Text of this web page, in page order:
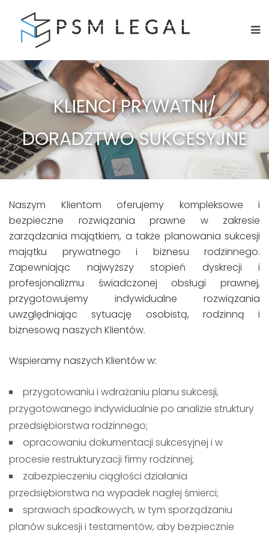
KLIENCI PRYWATNI/
DORADZTWO SUKCESYJNE
Naszym Klientom oferujemy kompleksowe i
bezpieczne rozwiązania prawne w zakresie
zarządzania majątkiem, a także planowania sukcesji
majątku prywatnego i biznesu rodzinnego.
Zapewniając najwyższy stopień dyskrecji i
profesjonalizmu świadczonej obsługi prawnej,
przygotowujemy indywidualne rozwiązania
uwzględniając sytuację osobistą, rodzinną i
biznesową naszych Klientów.
Wspieramy naszych Klientów w:
przygotowaniu i wdrażaniu planu sukcesji,
przygotowanego indywidualnie po analizie struktury
przedsiębiorstwa rodzinnego;
opracowaniu dokumentacji sukcesyjnej i w
procesie restrukturyzacji firmy rodzinnej;
zabezpieczeniu ciągłości działania
przedsiębiorstwa na wypadek nagłej śmierci;
sprawach spadkowych, w tym sporządzaniu
planów sukcesji i testamentów, aby bezpiecznie